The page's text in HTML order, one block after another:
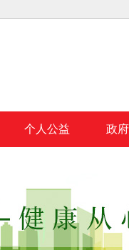
个人公益 政